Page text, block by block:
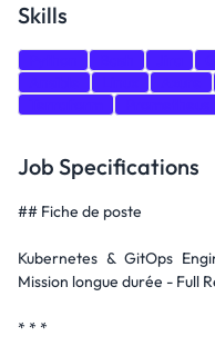
Skills
Job Specifications
## Fiche de poste
Kubernetes & GitOps
Mission longue durée - Full
* * *